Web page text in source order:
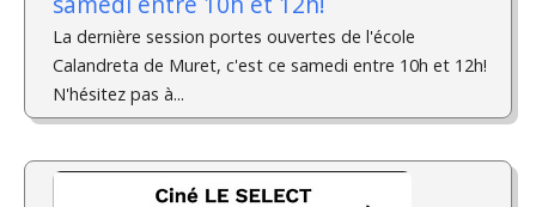
La dernière session portes ouvertes de l'école
Calandreta de Muret, c'est ce samedi entre 10h et 12h!
N'hésitez pas à...